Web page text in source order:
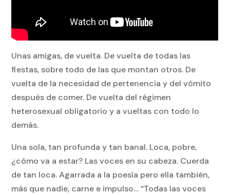
Unas amigas, de vuelta. De vuelta de todas las
fiestas, sobre todo de las que montan otros. De
vuelta de la necesidad de pertenencia y del vómito
después de comer. De vuelta del régimen
heterosexual obligatorio y a vueltas con todo lo
demás.
Una sola, tan profunda y tan banal. Loca, pobre,
¿cómo va a estar? Las voces en su cabeza. Cuerda
de tan loca. Agarrada a la poesía pero ella también,
más que nadie, carne e impulso…“Todas las voces